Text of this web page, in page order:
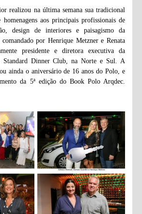
realizou na última semana sua tradicional
homenagens aos principais profissionais de
design de interiores e paisagismo da
por Henrique Metzner e Renata
presidente e diretora executiva da
Standard Dinner Club, na Norte e Sul. A
ainda o aniversário de 16 anos do Polo, e
da 5ª edição do Book Polo Arqdec.